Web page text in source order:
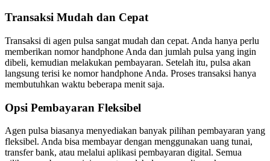
Transaksi Mudah dan Cepat
Transaksi di agen pulsa sangat mudah dan cepat. Anda hanya perlu
memberikan nomor handphone Anda dan jumlah pulsa yang ingin
dibeli, kemudian melakukan pembayaran. Setelah itu, pulsa akan
langsung terisi ke nomor handphone Anda. Proses transaksi hanya
membutuhkan waktu beberapa menit saja.
Opsi Pembayaran Fleksibel
Agen pulsa biasanya menyediakan banyak pilihan pembayaran yang
fleksibel. Anda bisa membayar dengan menggunakan uang tunai,
transfer bank, atau melalui aplikasi pembayaran digital. Semua